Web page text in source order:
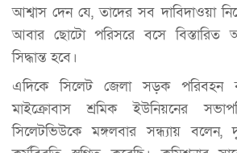
আশ্বাস দেন যে, তাদের সব দাবিদাওয়া
আবার ছোটো পরিসরে বসে
সিদ্ধান্ত হবে।
এদিকে সিলেট জেলা সড়ক পরিবহন
মাইক্রোবাস শ্রমিক ইউনিয়নের
সিলেটভিউকে মঙ্গলবার সন্ধ্যায়